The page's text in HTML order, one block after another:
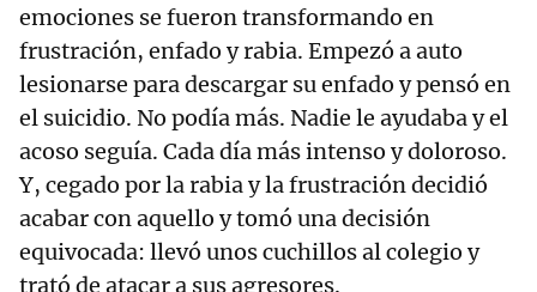
emociones se fueron transformando en
frustración, enfado y rabia. Empezó a auto
lesionarse para descargar su enfado y pensó en
el suicidio. No podía más. Nadie le ayudaba y el
acoso seguía. Cada día más intenso y doloroso.
Y, cegado por la rabia y la frustración decidió
acabar con aquello y tomó una decisión
equivocada: llevó unos cuchillos al colegio y
trató de atacar a sus agresores.